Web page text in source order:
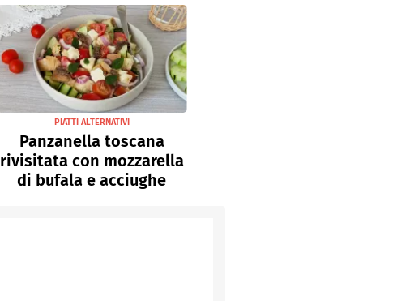
PIATTI ALTERNATIVI
Panzanella toscana
rivisitata con mozzarella
di bufala e acciughe